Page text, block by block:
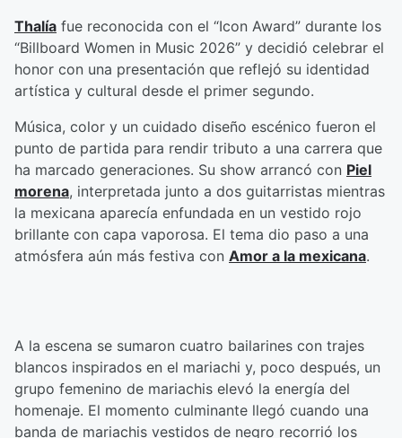
Thalía fue reconocida con el “Icon Award” durante los
“Billboard Women in Music 2026” y decidió celebrar el
honor con una presentación que reflejó su identidad
artística y cultural desde el primer segundo.
Música, color y un cuidado diseño escénico fueron el
punto de partida para rendir tributo a una carrera que
ha marcado generaciones. Su show arrancó con Piel
morena, interpretada junto a dos guitarristas mientras
la mexicana aparecía enfundada en un vestido rojo
brillante con capa vaporosa. El tema dio paso a una
atmósfera aún más festiva con Amor a la mexicana.
A la escena se sumaron cuatro bailarines con trajes
blancos inspirados en el mariachi y, poco después, un
grupo femenino de mariachis elevó la energía del
homenaje. El momento culminante llegó cuando una
banda de mariachis vestidos de negro recorrió los